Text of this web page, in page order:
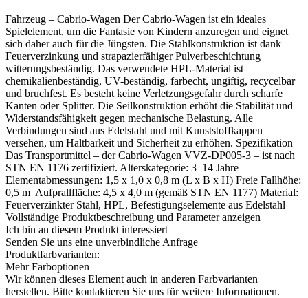
Fahrzeug – Cabrio-Wagen Der Cabrio-Wagen ist ein ideales
Spielelement, um die Fantasie von Kindern anzuregen und eignet
sich daher auch für die Jüngsten. Die Stahlkonstruktion ist dank
Feuerverzinkung und strapazierfähiger Pulverbeschichtung
witterungsbeständig. Das verwendete HPL-Material ist
chemikalienbeständig, UV-beständig, farbecht, ungiftig, recycelbar
und bruchfest. Es besteht keine Verletzungsgefahr durch scharfe
Kanten oder Splitter. Die Seilkonstruktion erhöht die Stabilität und
Widerstandsfähigkeit gegen mechanische Belastung. Alle
Verbindungen sind aus Edelstahl und mit Kunststoffkappen
versehen, um Haltbarkeit und Sicherheit zu erhöhen. Spezifikation
Das Transportmittel – der Cabrio-Wagen VVZ-DP005-3 – ist nach
STN EN 1176 zertifiziert. Alterskategorie: 3–14 Jahre
Elementabmessungen: 1,5 x 1,0 x 0,8 m (L x B x H) Freie Fallhöhe:
0,5 m Aufprallfläche: 4,5 x 4,0 m (gemäß STN EN 1177) Material:
Feuerverzinkter Stahl, HPL, Befestigungselemente aus Edelstahl
Vollständige Produktbeschreibung und Parameter anzeigen
Ich bin an diesem Produkt interessiert
Senden Sie uns eine unverbindliche Anfrage
Produktfarbvarianten:
Mehr Farboptionen
Wir können dieses Element auch in anderen Farbvarianten
herstellen. Bitte kontaktieren Sie uns für weitere Informationen.